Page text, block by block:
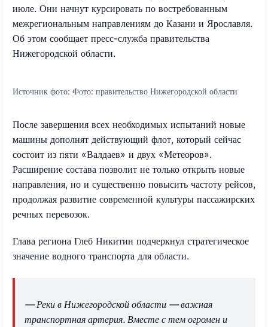
июле. Они начнут курсировать по востребованным
межрегиональным направлениям до Казани и Ярославля.
Об этом сообщает пресс-служба правительства
Нижегородской области.
Источник фото: Фото: правительство Нижегородской области
После завершения всех необходимых испытаний новые
машины дополнят действующий флот, который сейчас
состоит из пяти «Валдаев» и двух «Метеоров».
Расширение состава позволит не только открыть новые
направления, но и существенно повысить частоту рейсов,
продолжая развитие современной культуры пассажирских
речных перевозок.
Глава региона Глеб Никитин подчеркнул стратегическое
значение водного транспорта для области.
— Реки в Нижегородской области — важная
транспортная артерия. Вместе с тем огромен и